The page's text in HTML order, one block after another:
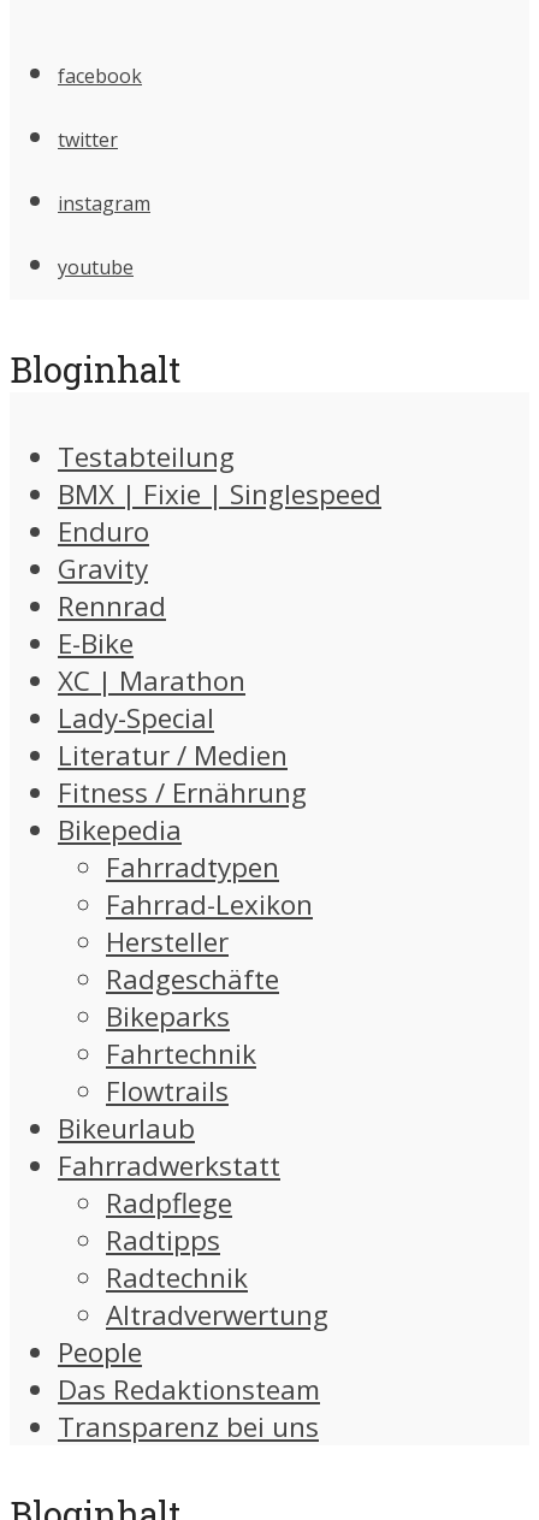
facebook
twitter
instagram
youtube
Bloginhalt
Testabteilung
BMX | Fixie | Singlespeed
Enduro
Gravity
Rennrad
E-Bike
XC | Marathon
Lady-Special
Literatur / Medien
Fitness / Ernährung
Bikepedia
Fahrradtypen
Fahrrad-Lexikon
Hersteller
Radgeschäfte
Bikeparks
Fahrtechnik
Flowtrails
Bikeurlaub
Fahrradwerkstatt
Radpflege
Radtipps
Radtechnik
Altradverwertung
People
Das Redaktionsteam
Transparenz bei uns